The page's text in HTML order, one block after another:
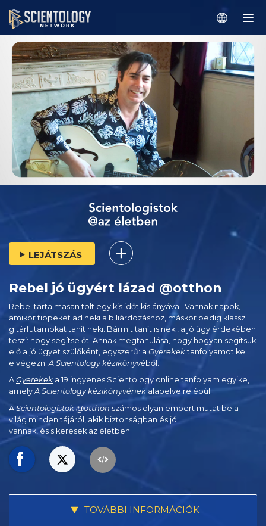
LEJÁTSZÁS
Rebel jó ügyért lázad @otthon
Rebel tartalmasan tölt egy kis időt kislányával. Vannak napok,
amikor tippeket ad neki a biliárdozáshoz, máskor pedig klassz
gitárfutamokat tanít neki. Bármit tanít is neki, a jó ügy érdekében
teszi: hogy segítse őt. Annak megtanulása, hogy hogyan segítsük
elő a jó ügyet szülőként, egyszerű: a Gyerekektanfolyamot kell
elvégezni A Scientology kézikönyvéből.
A Gyerekek a 19 ingyenes Scientology online tanfolyam egyike,
amelyA Scientology kézikönyvének alapelveire épül.
A Scientologistok @otthon számos olyan embert mutat be a
világ minden tájáról, akik biztonságban és jól
vannak, és sikeresek az életben.
TOVÁBBI INFORMÁCIÓK